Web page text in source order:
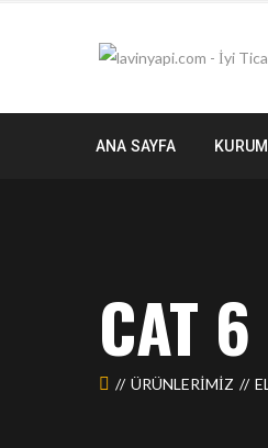
ANA SAYFA
CAT
ÜRÜNLERIMIZ